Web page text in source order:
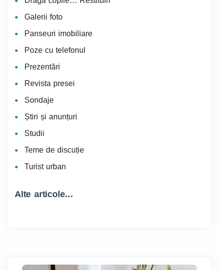
Galerii foto
Panseuri imobiliare
Poze cu telefonul
Prezentări
Revista presei
Sondaje
Știri și anunțuri
Studii
Teme de discuție
Turist urban
Alte articole…